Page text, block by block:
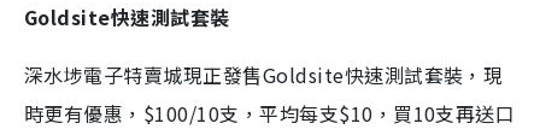
Goldsite快速測試套裝
深水埗電子特賣城現正發售Goldsite快速測試套裝，現
時更有優惠，$100/10支，平均每支$10，買10支再送口